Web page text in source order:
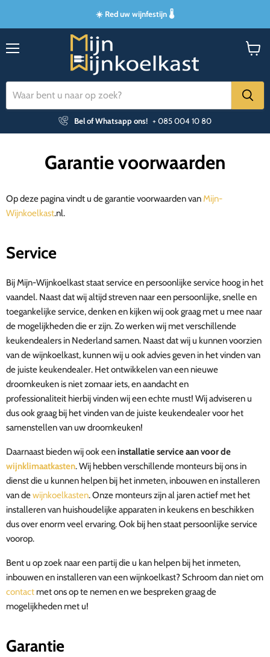
☀️ Red uw wijnfestijn 🌡️
Bel of Whatsapp ons! + 085 004 10 80
Garantie voorwaarden
Op deze pagina vindt u de garantie voorwaarden vanMijn-
Wijnkoelkast.nl.
Service
Bij Mijn-Wijnkoelkast staat service en persoonlijke service hoog in het
vaandel. Naast dat wij altijd streven naar een persoonlijke, snelle en
toegankelijke service, denken en kijken wij ook graag met u mee naar
de mogelijkheden die er zijn. Zo werken wij met verschillende
keukendealers in Nederland samen. Naast dat wij u kunnen voorzien
van de wijnkoelkast, kunnen wij u ook advies geven in het vinden van
de juiste keukendealer. Het ontwikkelen van een nieuwe
droomkeuken is niet zomaar iets, en aandacht en
professionaliteit hierbij vinden wij een echte must! Wij adviseren u
dus ook graag bij het vinden van de juiste keukendealer voor het
samenstellen van uw droomkeuken!
Daarnaast bieden wij ook eeninstallatie service aan voor de
wijnklimaatkasten. Wij hebben verschillende monteurs bij ons in
dienst die u kunnen helpen bij het inmeten, inbouwen en installeren
van dewijnkoelkasten. Onze monteurs zijn al jaren actief met het
installeren van huishoudelijke apparaten in keukens en beschikken
dus over enorm veel ervaring. Ook bij hen staat persoonlijke service
voorop.
Bent u op zoek naar een partij die u kan helpen bij het inmeten,
inbouwen en installeren van een wijnkoelkast? Schroom dan niet om
contact met ons op te nemen en we bespreken graag de
mogelijkheden met u!
Garantie